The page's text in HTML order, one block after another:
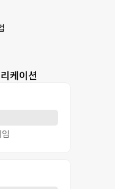
케이션